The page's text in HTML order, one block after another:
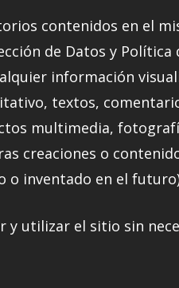
contenidos en el
de Datos y Política
información
textos,
multimedia,
creaciones o
o inventado en el
y utilizar el sitio sin